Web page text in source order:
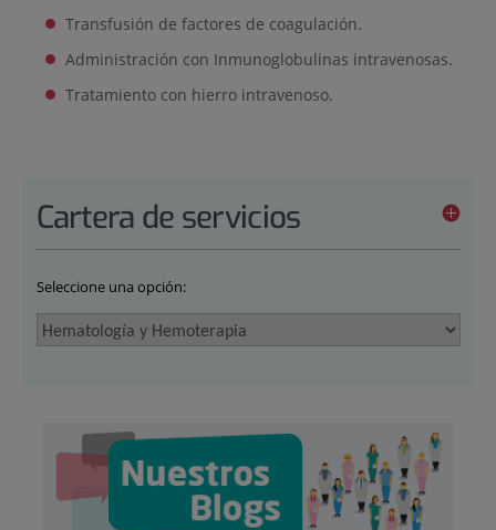
Transfusión de factores de coagulación.
Administración con Inmunoglobulinas intravenosas.
Tratamiento con hierro intravenoso.
Cartera de servicios
Seleccione una opción: